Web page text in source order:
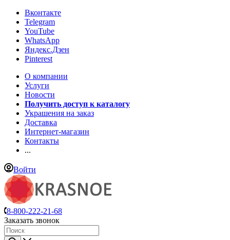
Вконтакте
Telegram
YouTube
WhatsApp
Яндекс.Дзен
Pinterest
О компании
Услуги
Новости
Получить доступ к каталогу
Украшения на заказ
Доставка
Интернет-магазин
Контакты
...
Войти
8-800-222-21-68
Заказать звонок